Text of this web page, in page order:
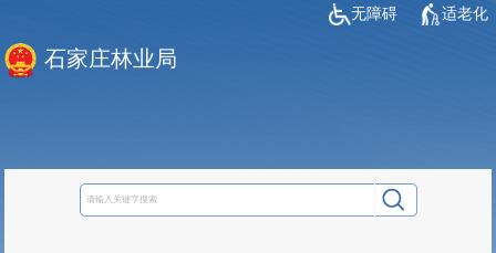
无障碍 适老化
石家庄林业局